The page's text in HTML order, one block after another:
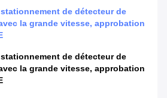
de détecteur de
la grande vitesse, approbation
de détecteur de
la grande vitesse, approbation